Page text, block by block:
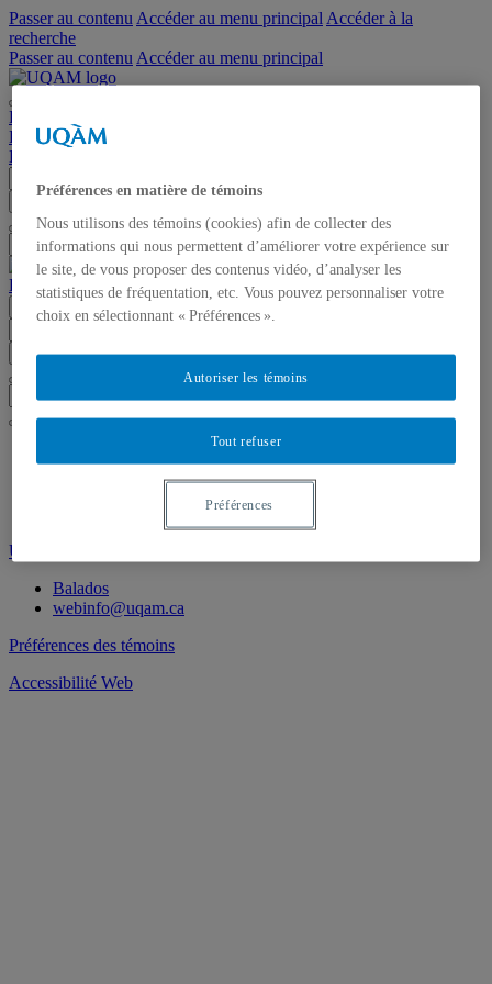
Passer au contenu Accéder au menu principal Accéder à la
recherche
Passer au contenu Accéder au menu principal
Page d'accueil de l'UQAM
Plan du campus
Balados
Balados
Menu
Chercher dans ce site Chercher sur uqam.ca Chercher sur le web
UQAM - Université du Québec à Montréal
Balados
webinfo@uqam.ca
Préférences des témoins
Accessibilité Web
Préférences en matière de témoins
Nous utilisons des témoins (cookies) afin de collecter des
informations qui nous permettent d’améliorer votre expérience sur
le site, de vous proposer des contenus vidéo, d’analyser les
statistiques de fréquentation, etc. Vous pouvez personnaliser votre
choix en sélectionnant « Préférences ».
Tout refuser
Autoriser les témoins
Préférences